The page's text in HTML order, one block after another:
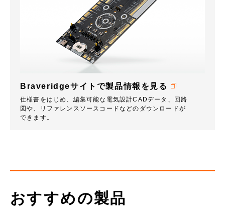
Braveridgeサイトで製品情報を見る
仕様書をはじめ、編集可能な電気設計CADデータ、回路
図や、リファレンスソースコードなどのダウンロードが
できます。
おすすめの製品